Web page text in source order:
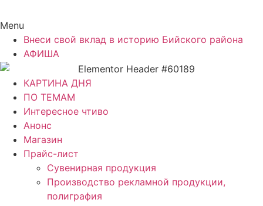
Menu
Внеси свой вклад в историю Бийского района
АФИША
КАРТИНА ДНЯ
ПО ТЕМАМ
Интересное чтиво
Анонс
Магазин
Прайс-лист
Сувенирная продукция
Производство рекламной продукции,
полиграфия